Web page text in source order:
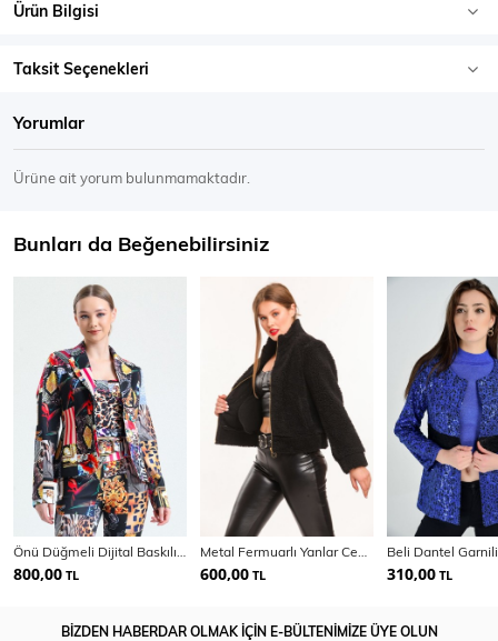
Ürün Bilgisi
Taksit Seçenekleri
Yorumlar
Ürüne ait yorum bulunmamaktadır.
Bunları da Beğenebilirsiniz
Önü Düğmeli Dijital Baskılı Scuba Ceket | Ckt33599
800,00 TL
Metal Fermuarlı Yanlar Cepli Pelluş Mont | Mnt32408
600,00 TL 310,00 TL
BİZDEN HABERDAR OLMAK İÇİN E-BÜLTENİMİZE ÜYE OLUN